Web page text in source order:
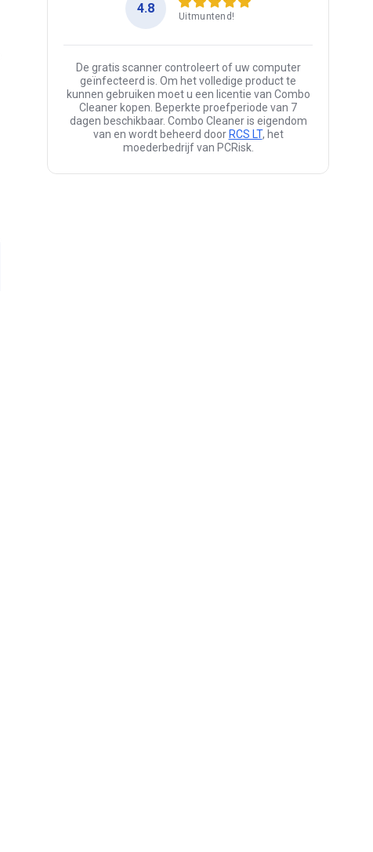
4.8
Uitmuntend!
De gratis scanner controleert of uw computer
geïnfecteerd is. Om het volledige product te
kunnen gebruiken moet u een licentie van Combo
Cleaner kopen. Beperkte proefperiode van 7
dagen beschikbaar. Combo Cleaner is eigendom
van en wordt beheerd door RCS LT, het
moederbedrijf van PCRisk.